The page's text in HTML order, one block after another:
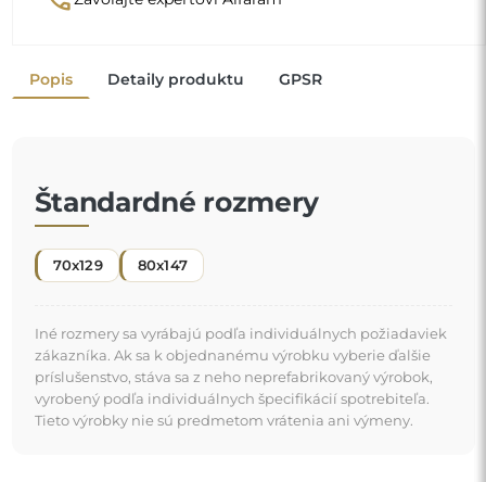
Organické zrkadlo je jedinečný dekoratívny detail,
atmosféru. Je dokonalou voľbou pre tých, ktorí chcú
originálny a personalizovaný interiér.
Zrkadlo na individuálnu
objednávku